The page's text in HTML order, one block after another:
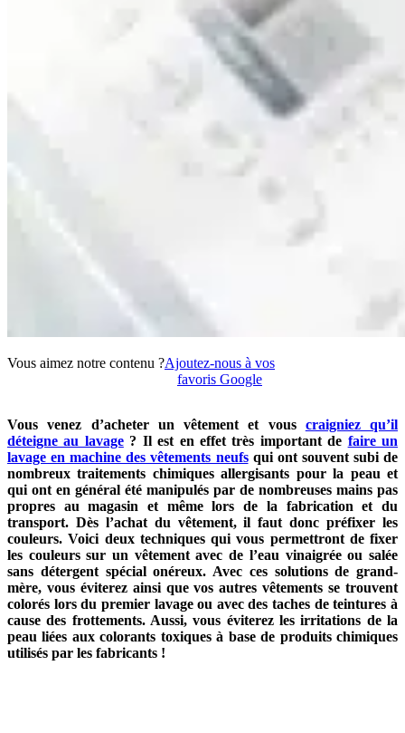
Vous aimez notre contenu ?Ajoutez-nous à vos
favoris Google
Vous venez d’acheter un vêtement et vous craigniez qu’il
déteigne au lavage? Il est en effet très important de faire un
lavage en machine des vêtements neufsqui ont souvent subi de
nombreux traitements chimiques allergisants pour la peau et
qui ont en général été manipulés par de nombreuses mains pas
propres au magasin et même lors de la fabrication et du
transport. Dès l’achat du vêtement, il faut donc préfixer les
couleurs. Voici deux techniques qui vous permettront de fixer
les couleurs sur un vêtement avec de l’eau vinaigrée ou salée
sans détergent spécial onéreux. Avec ces solutions de grand-
mère, vous éviterez ainsi que vos autres vêtements se trouvent
colorés lors du premier lavage ou avec des taches de teintures à
cause des frottements. Aussi, vous éviterez les irritations de la
peau liées aux colorants toxiques à base de produits chimiques
utilisés par les fabricants !